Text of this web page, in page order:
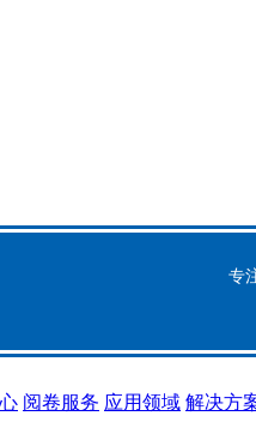
专
阅卷服务 应用领域 解决方